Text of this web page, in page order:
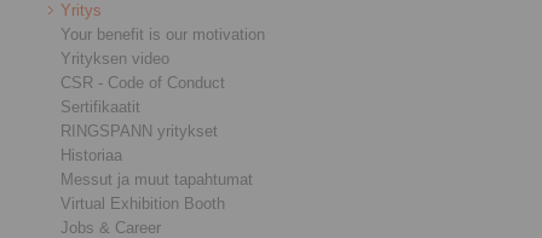
Yritys
Your benefit is our motivation
Yrityksen video
CSR - Code of Conduct
Sertifikaatit
RINGSPANN yritykset
Historiaa
Messut ja muut tapahtumat
Virtual Exhibition Booth
Jobs & Career